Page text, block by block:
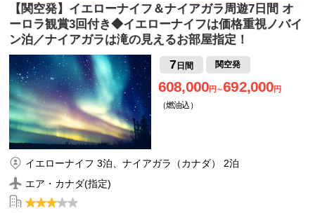
【関空発】イエローナイフ＆ナイアガラ周遊7日間 オ
ーロラ観賞3回付き◆イエローナイフは価格重視ノバイ
ン泊／ナイアガラは滝の見えるお部屋指定！
7 日間 関空発
608,000円～692,000円
（燃油込）
イエローナイフ 3泊、ナイアガラ（カナダ） 2泊
エア・カナダ(指定)